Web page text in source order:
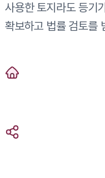
사용한 토지라도 등기
확보하고 법률 검토를